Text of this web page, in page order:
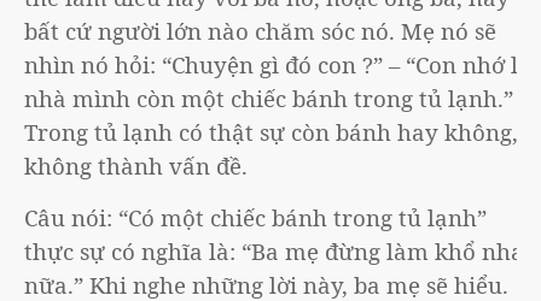
bất cứ người lớn nào chăm sóc nó. Mẹ nó sẽ
nhìn nó hỏi: “Chuyện gì đó con ?” – “Con nhớ là
nhà mình còn một chiếc bánh trong tủ lạnh.”
Trong tủ lạnh có thật sự còn bánh hay không,
không thành vấn đề.
Câu nói: “Có một chiếc bánh trong tủ lạnh”
thực sự có nghĩa là: “Ba mẹ đừng làm khổ nhau
nữa.” Khi nghe những lời này, ba mẹ sẽ hiểu.